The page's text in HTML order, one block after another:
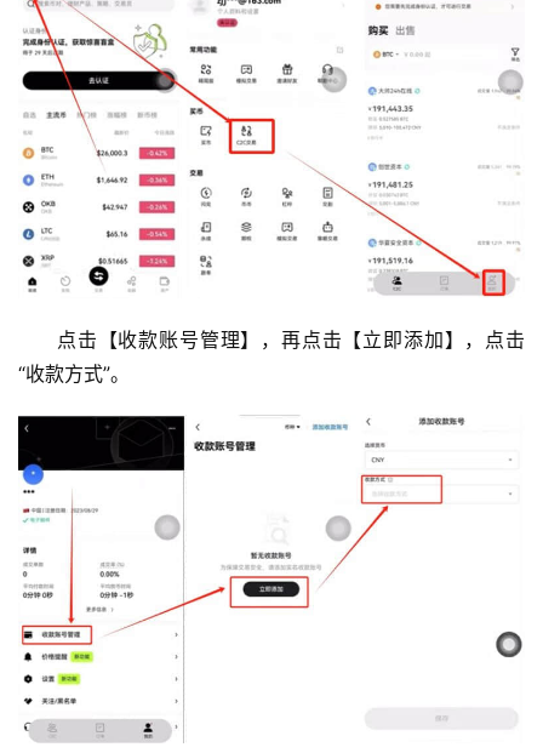
析
币
圈
常
见
问
题
点击【收款账号管理】，再点击【立即添加】，点击
“收款方式”。